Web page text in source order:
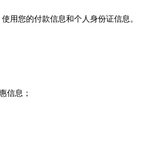
您的付款信息和个人身份证信息。
信息；